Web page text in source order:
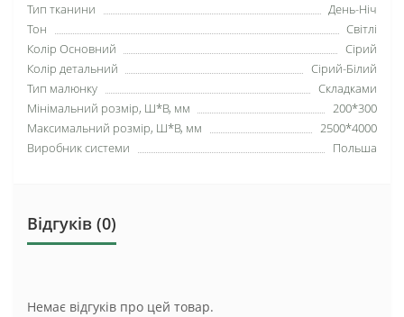
Тип тканини
День-Ніч
Тон
Світлі
Колір Основний
Сірий
Колір детальний
Сірий-Білий
Тип малюнку
Складками
Мінімальний розмір, Ш*В, мм
200*300
Максимальний розмір, Ш*В, мм
2500*4000
Виробник системи
Польша
Відгуків (0)
Немає відгуків про цей товар.